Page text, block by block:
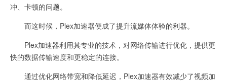
冲、卡顿的问题。
而这时候，Plex加速器便成了提升流媒体体验的利器。
Plex加速器利用其专业的技术，对网络传输进行优化，提供更
快的数据传输速度和更稳定的连接。
通过优化网络带宽和降低延迟，Plex加速器有效减少了视频加